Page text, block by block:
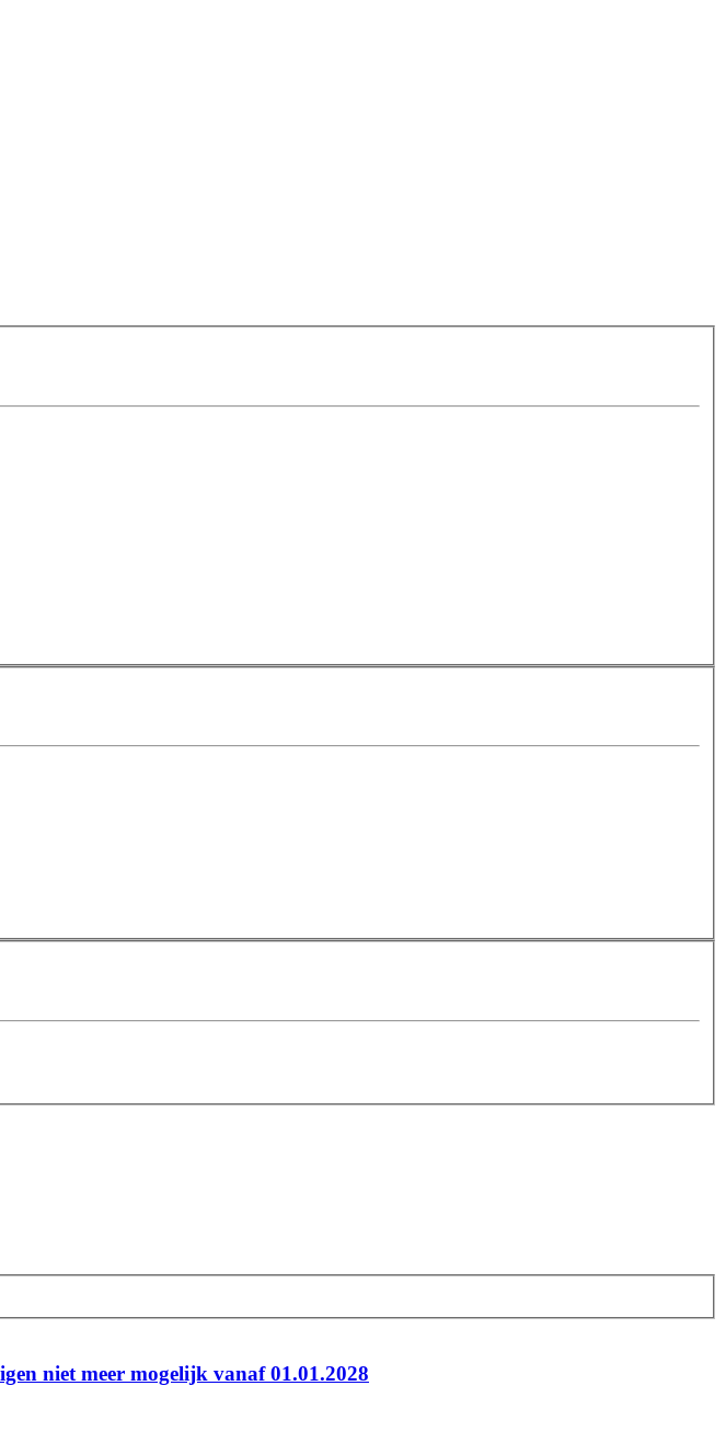
niet meer mogelijk vanaf 01.01.2028